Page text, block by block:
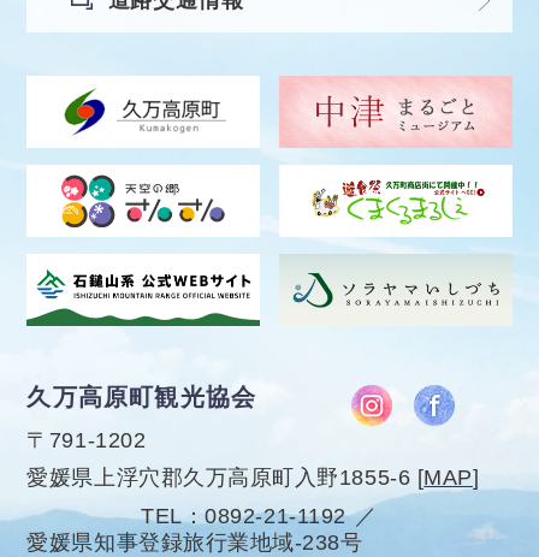
久万高原町観光協会
〒791-1202
愛媛県上浮穴郡久万高原町入野1855-6 [MAP]
TEL
0892-21-1192
愛媛県知事登録旅行業地域-238号